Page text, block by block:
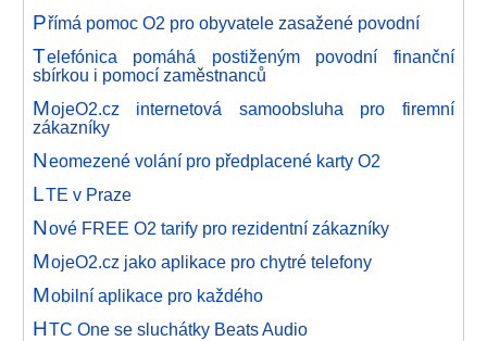
Přímá pomoc O2 pro obyvatele zasažené povodní
Telefónica pomáhá postiženým povodní finanční
sbírkou i pomocí zaměstnanců
MojeO2.cz internetová samoobsluha pro firemní
zákazníky
Neomezené volání pro předplacené karty O2
LTE v Praze
Nové FREE O2 tarify pro rezidentní zákazníky
MojeO2.cz jako aplikace pro chytré telefony
Mobilní aplikace pro každého
HTC One se sluchátky Beats Audio